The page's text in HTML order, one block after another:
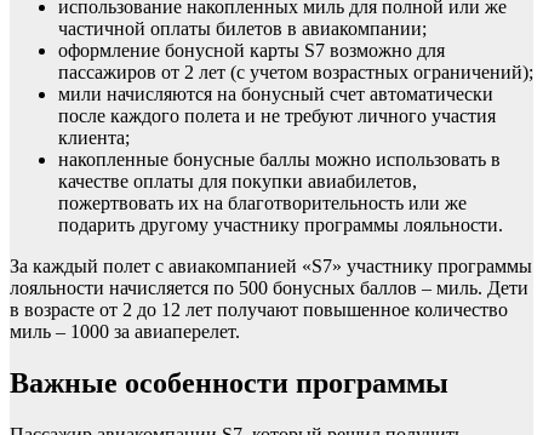
использование накопленных миль для полной или же
частичной оплаты билетов в авиакомпании;
оформление бонусной карты S7 возможно для
пассажиров от 2 лет (с учетом возрастных ограничений);
мили начисляются на бонусный счет автоматически
после каждого полета и не требуют личного участия
клиента;
накопленные бонусные баллы можно использовать в
качестве оплаты для покупки авиабилетов,
пожертвовать их на благотворительность или же
подарить другому участнику программы лояльности.
За каждый полет с авиакомпанией «S7» участнику программы
лояльности начисляется по 500 бонусных баллов – миль. Дети
в возрасте от 2 до 12 лет получают повышенное количество
миль – 1000 за авиаперелет.
Важные особенности программы